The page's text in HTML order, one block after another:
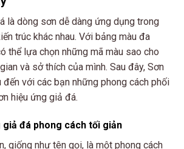
là dòng sơn dễ dàng ứng dụng trong
trúc khác nhau. Với bảng màu đa
thể lựa chọn những mã màu sao cho
và sở thích của mình. Sau đây, Sơn
đến với các bạn những phong cách phối
hiệu ứng giả đá.
giả đá phong cách tối giản
giống như tên gọi, là một phong cách